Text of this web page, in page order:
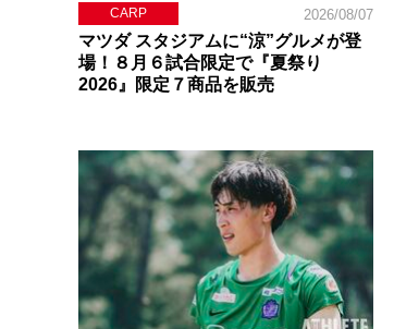
CARP 2026/08/07
マツダ スタジアムに“涼”グルメが登
場！８月６試合限定で『夏祭り
2026』限定７商品を販売